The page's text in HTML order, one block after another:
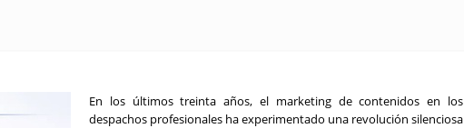
En los últimos treinta años, el marketing de contenidos en los
despachos profesionales ha experimentado una revolución silenciosa